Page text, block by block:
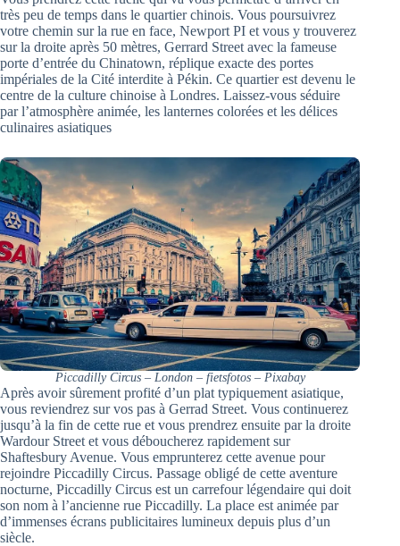
très peu de temps dans le quartier chinois. Vous poursuivrez
votre chemin sur la rue en face, Newport PI et vous y trouverez
sur la droite après 50 mètres, Gerrard Street avec la fameuse
porte d’entrée du Chinatown, réplique exacte des portes
impériales de la Cité interdite à Pékin. Ce quartier est devenu le
centre de la culture chinoise à Londres. Laissez-vous séduire
par l’atmosphère animée, les lanternes colorées et les délices
culinaires asiatiques
Piccadilly Circus – London – fietsfotos – Pixabay
Après avoir sûrement profité d’un plat typiquement asiatique,
vous reviendrez sur vos pas à Gerrad Street. Vous continuerez
jusqu’à la fin de cette rue et vous prendrez ensuite par la droite
Wardour Street et vous déboucherez rapidement sur
Shaftesbury Avenue. Vous emprunterez cette avenue pour
rejoindre Piccadilly Circus. Passage obligé de cette aventure
nocturne, Piccadilly Circus est un carrefour légendaire qui doit
son nom à l’ancienne rue Piccadilly. La place est animée par
d’immenses écrans publicitaires lumineux depuis plus d’un
siècle.